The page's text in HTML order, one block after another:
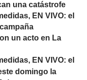
una catástrofe
EN VIVO: el
un acto en La
EN VIVO: el
domingo la